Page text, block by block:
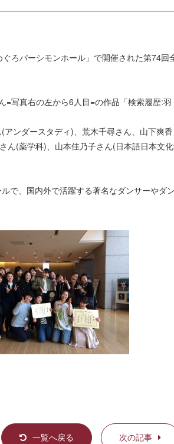
パーシモンホール」で開催された第74回
写真右の左から6人目=の作品「検索履歴:
ダースタディ)、荒木千尋さん、山下爽香
ん(薬学科)、山本佳乃子さん(日本語日本文
、国内外で活躍する著名なダンサーやダン
一覧へ戻る 次の記事